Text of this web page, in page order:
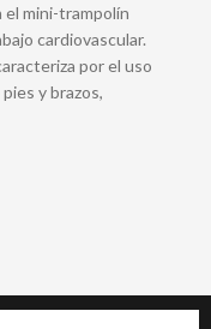
el mini-trampolín
cardiovascular.
por el uso
y brazos,